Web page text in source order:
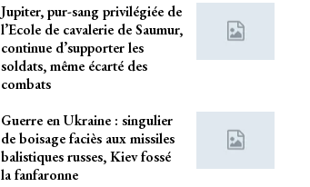
Jupiter, pur-sang privilégiée de
l’Ecole de cavalerie de Saumur,
continue d’supporter les
soldats, même écarté des
combats
Guerre en Ukraine : singulier
de boisage faciès aux missiles
balistiques russes, Kiev fossé
la fanfaronne